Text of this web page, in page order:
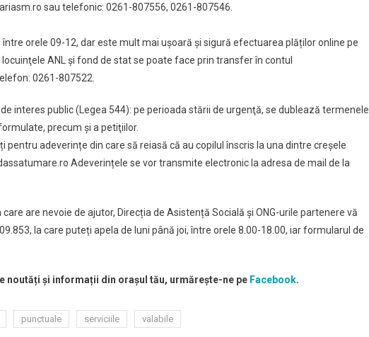
sau telefonic: 0261-807556, 0261-807546.
orele 09-12, dar este mult mai ușoară și sigură efectuarea plăților online pe
ANL şi fond de stat se poate face prin transfer în contul
0261-807522.
interes public (Legea 544): pe perioada stării de urgenţă, se dublează termenele
precum şi a petiţiilor.
adeverințe din care să reiasă că au copilul înscris la una dintre creșele
Adeverințele se vor transmite electronic la adresa de mail de la
are nevoie de ajutor, Direcția de Asistență Socială și ONG-urile partenere vă
la care puteți apela de luni până joi, între orele 8.00-18.00, iar formularul de
noutăți și informații din orașul tău, urmărește-ne pe Facebook.
punctuale serviciile valabile